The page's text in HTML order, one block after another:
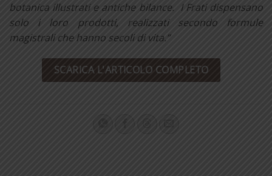
botanica illustrati e antiche bilance. I Frati dispensano
solo i loro prodotti, realizzati secondo formule
magistrali che hanno secoli di vita.”
SCARICA L'ARTICOLO COMPLETO